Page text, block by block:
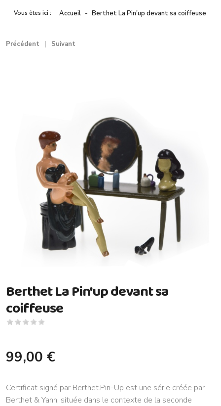
Vous êtes ici : Accueil Berthet La Pin'up devant sa coiffeuse
Précédent Suivant
Berthet La Pin'up devant sa
coiffeuse
99,00 €
Certificat signé par Berthet.Pin-Up est une série créée par
Berthet & Yann, située dans le contexte de la seconde